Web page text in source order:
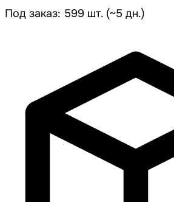
Под заказ: 599 шт. (~5 дн.)